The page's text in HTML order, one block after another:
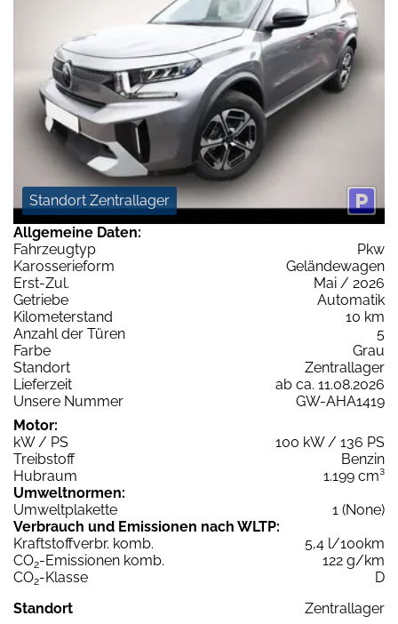
Standort Zentrallager
Allgemeine Daten:
Fahrzeugtyp
Pkw
Karosserieform
Geländewagen
Erst-Zul.
Mai / 2026
Getriebe
Automatik
Kilometerstand
10 km
Anzahl der Türen
5
Farbe
Grau
Standort
Zentrallager
Lieferzeit
ab ca. 11.08.2026
Unsere Nummer
GW-AHA1419
Motor:
kW / PS
100 kW / 136 PS
Treibstoff
Benzin
Hubraum
1.199 cm³
Umweltnormen:
Umweltplakette
1 (None)
Verbrauch und Emissionen nach WLTP:
Kraftstoffverbr. komb.
5,4 l/100km
CO2-Emissionen komb.
122 g/km
CO2-Klasse
D
Standort
Zentrallager